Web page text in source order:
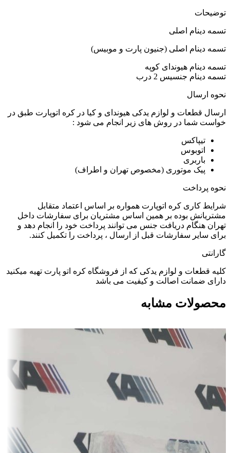
توضیحات
تسمه دینام اصلی
تسمه دینام اصلی (جنیون پارت و موبیس)
تسمه دینام هیوندای کوپه
تسمه دینام جنسیس 2 درب
نحوه ارسال
ارسال قطعات و لوازم یدکی هیوندای و کیا در کره اتوپارت طبق در
خواست شما در روش های زیر انجام می شود :
تیپاکس
اتوبوس
باربری
پیک موتوری (مخصوص تهران و اطراف)
نحوه پرداخت
شرایط کاری کره اتوپارت همواره بر اساس اعتماد متقابل
مشتریانش بوده بر همین اساس مشتریان برای سفارشات داخل
تهران هنگام دریافت جنس می توانند پرداخت خود را انجام دهد و
برای سایر سفارشات قبل از ارسال ، پرداخت را تکمیل کنند.
گارانتی
کلیه قطعات و لوازم یدکی که از فروشگاه کره اتو پارت تهیه میکنید
دارای ضمانت اصالت و کیفیت می باشد
محصولات مشابه